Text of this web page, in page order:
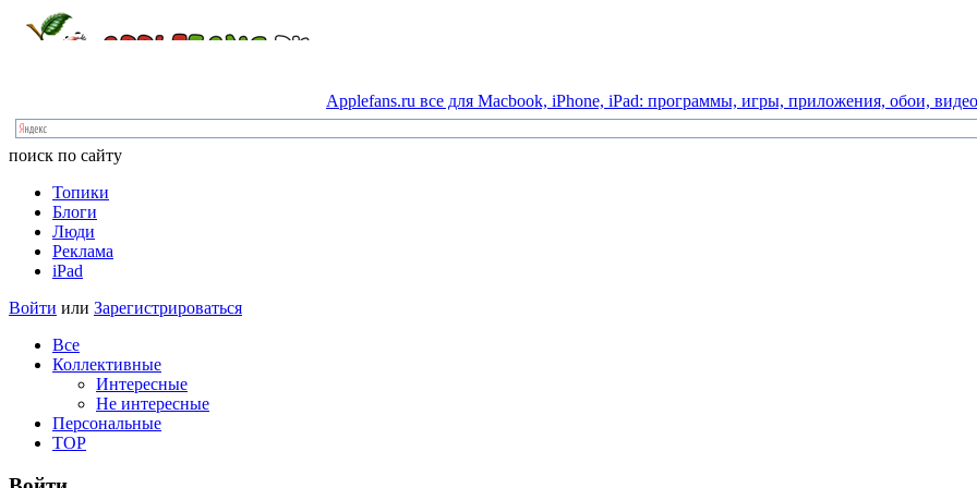
Applefans.ru все для Macbook, iPhone, iPad: программы, игры, приложения, обои, видео
поиск по сайту
Топики
Блоги
Люди
Реклама
iPad
Войти или Зарегистрироваться
Все
Коллективные
Интересные
Не интересные
Персональные
TOP